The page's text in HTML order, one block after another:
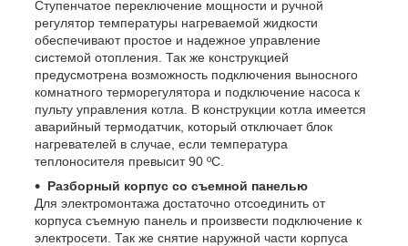
Ступенчатое переключение мощности и ручной
регулятор температуры нагреваемой жидкости
обеспечивают простое и надежное управление
системой отопления. Так же конструкцией
предусмотрена возможность подключения выносного
комнатного терморегулятора и подключение насоса к
пульту управления котла. В конструкции котла имеется
аварийный термодатчик, который отключает блок
нагревателей в случае, если температура
теплоносителя превысит 90 ºС.
Разборный корпус со съемной панелью
Для электромонтажа достаточно отсоединить от
корпуса съемную панель и произвести подключение к
электросети. Так же снятие наружной части корпуса